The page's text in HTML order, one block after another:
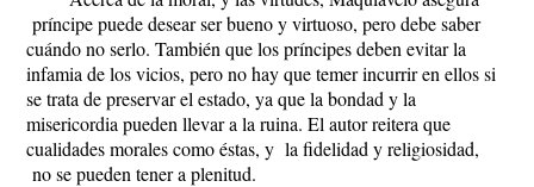
príncipe puede desear ser bueno y virtuoso, pero debe saber
cuándo no serlo. También que los príncipes deben evitar la
infamia de los vicios, pero no hay que temer incurrir en ellos si
se trata de preservar el estado, ya que la bondad y la
misericordia pueden llevar a la ruina. El autor reitera que
cualidades morales como éstas, y la fidelidad y religiosidad,
no se pueden tener a plenitud.